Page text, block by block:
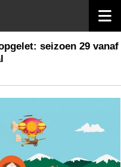
seizoen 29 vanaf